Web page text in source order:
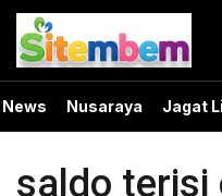
News Nusaraya Jagat
saldo